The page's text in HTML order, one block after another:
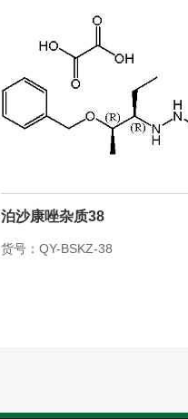
泊沙康唑杂质38
货号：QY-BSKZ-38